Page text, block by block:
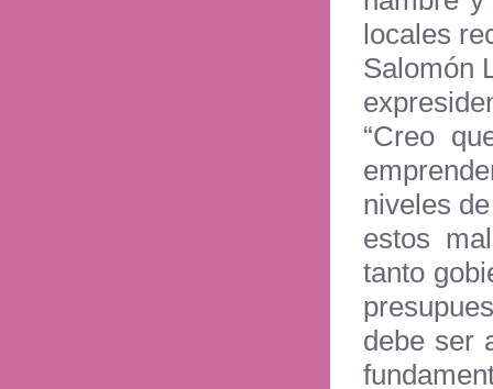
locales
Salomón
“Creo
niveles
estos
tanto
debe ser